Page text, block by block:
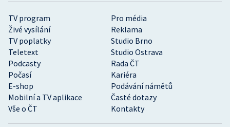
TV program
Pro média
Živé vysílání
Reklama
TV poplatky
Studio Brno
Teletext
Studio Ostrava
Podcasty
Rada ČT
Počasí
Kariéra
E-shop
Podávání námětů
Mobilní a TV aplikace
Časté dotazy
Vše o ČT
Kontakty